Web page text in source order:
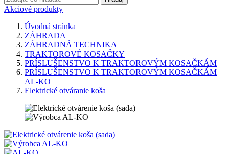
Akciové produkty
Úvodná stránka
ZÁHRADA
ZÁHRADNÁ TECHNIKA
TRAKTOROVÉ KOSAČKY
PRÍSLUŠENSTVO K TRAKTOROVÝM KOSAČKÁM
PRÍSLUŠENSTVO K TRAKTOROVÝM KOSAČKÁM
AL-KO
Elektrické otváranie koša